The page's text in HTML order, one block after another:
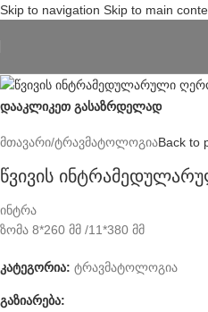
Skip to navigation Skip to main
დააკლიკეთ გასაზრდელად
მთავარი/ტრავმატოლოგიაBack to
წვივის
ინტრა
ზომა 8*260 მმ /11*380 მმ
კატეგორია: ტრავმატოლოგია
გაზიარება: